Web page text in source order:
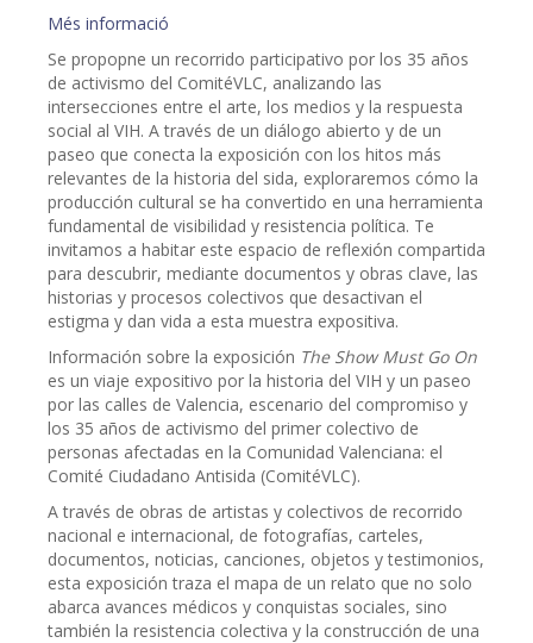
Més informació
Se propopne un recorrido participativo por los 35 años
de activismo del ComitéVLC, analizando las
intersecciones entre el arte, los medios y la respuesta
social al VIH. A través de un diálogo abierto y de un
paseo que conecta la exposición con los hitos más
relevantes de la historia del sida, exploraremos cómo la
producción cultural se ha convertido en una herramienta
fundamental de visibilidad y resistencia política. Te
invitamos a habitar este espacio de reflexión compartida
para descubrir, mediante documentos y obras clave, las
historias y procesos colectivos que desactivan el
estigma y dan vida a esta muestra expositiva.
Información sobre la exposición The Show Must Go On
es un viaje expositivo por la historia del VIH y un paseo
por las calles de Valencia, escenario del compromiso y
los 35 años de activismo del primer colectivo de
personas afectadas en la Comunidad Valenciana: el
Comité Ciudadano Antisida (ComitéVLC).
A través de obras de artistas y colectivos de recorrido
nacional e internacional, de fotografías, carteles,
documentos, noticias, canciones, objetos y testimonios,
esta exposición traza el mapa de un relato que no solo
abarca avances médicos y conquistas sociales, sino
también la resistencia colectiva y la construcción de una